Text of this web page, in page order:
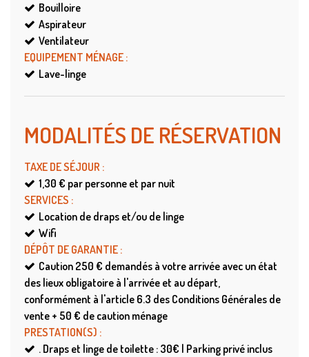
Bouilloire
Aspirateur
Ventilateur
EQUIPEMENT MÉNAGE :
Lave-linge
MODALITÉS DE RÉSERVATION
TAXE DE SÉJOUR :
1,30 € par personne et par nuit
SERVICES :
Location de draps et/ou de linge
Wifi
DÉPÔT DE GARANTIE :
Caution 250 € demandés à votre arrivée avec un état
des lieux obligatoire à l'arrivée et au départ,
conformément à l'article 6.3 des Conditions Générales de
vente + 50 € de caution ménage
PRESTATION(S) :
. Draps et linge de toilette : 30€ | Parking privé inclus